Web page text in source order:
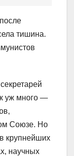
тишина.
уж много —
Союзе. Но
крупнейших
научных